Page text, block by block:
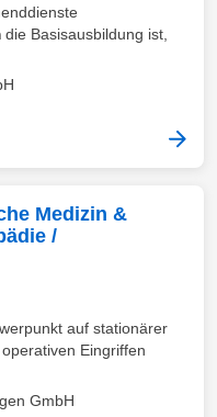
die Basisausbildung ist,
Medizin &
/
auf stationärer
Eingriffen
GmbH